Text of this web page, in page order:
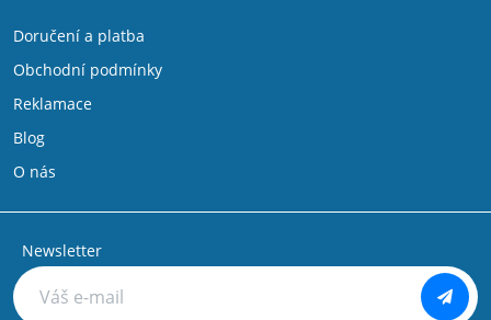
Doručení a platba
Obchodní podmínky
Reklamace
Blog
O nás
Newsletter